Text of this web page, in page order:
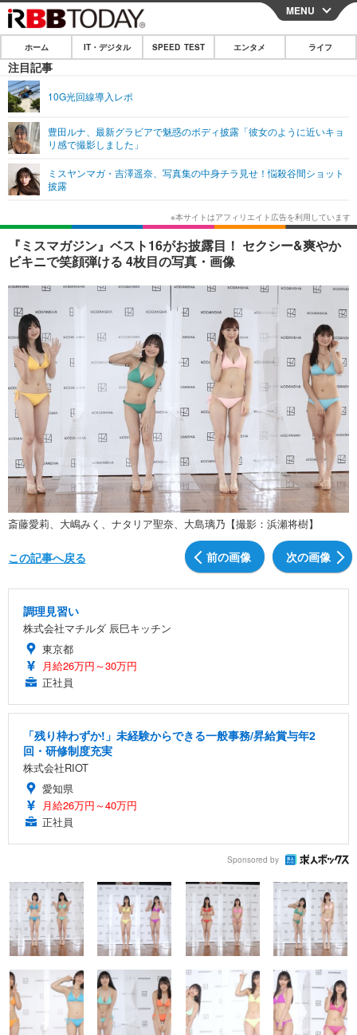
CLOSE
ホーム
IT・デジタル
ネタ
ショッピング その他
SPEED TEST
エンタメ
エンタメTOP
韓国・芸能
音楽 スポーツ
ショッピング その他
ライフ
ライフTOP グルメ
ペット ショッピング
その他
リリース一覧
プッシュ通知の停止方法
MENU
ホーム IT・デジタル SPEED TEST エンタメ ライフ
注目記事
10G光回線導入レポ
豊田ルナ、最新グラビアで魅惑のボディ披露「彼女のように近いキョ
リ感で撮影しました」
ミスヤンマガ・吉澤遥奈、写真集の中身チラ見せ！悩殺谷間ショット
披露
『ミスマガジン』ベスト16がお披露目！ セクシー&爽やか
ビキニで笑顔弾ける 4枚目の写真・画像
斎藤愛莉、大嶋みく、ナタリア聖奈、大島璃乃【撮影：浜瀬将樹】
前の画像 次の画像
この記事へ戻る
調理見習い
株式会社マチルダ 辰巳キッチン
東京都
月給26万円～30万円
正社員
「残り枠わずか!」未経験からできる一般事務/昇給賞与年2
回・研修制度充実
株式会社RIOT
愛知県
月給26万円～40万円
正社員
Sponsored by